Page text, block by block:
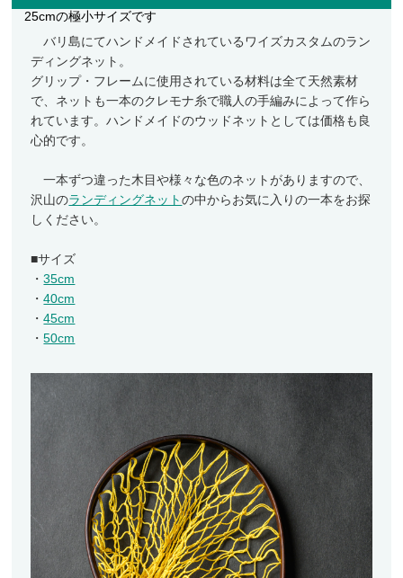
マテリアル
マテリアル（コンプリート）
マテリアル（スレッド・ティンセル系）
ロッド
ルアー
ハンドメイドルアー
管釣りルアー
ルアーケース
ランディングネット
マグネットリリーサー
ネットホルダー
レザーチェーン
レザーシース
メンテナンス
交換用ネット
25cmの極小サイズです
バリ島にてハンドメイドされているワイズカスタムのラン
ディングネット。
グリップ・フレームに使用されている材料は全て天然素材
で、ネットも一本のクレモナ糸で職人の手編みによって作ら
れています。ハンドメイドのウッドネットとしては価格も良
心的です。
一本ずつ違った木目や様々な色のネットがありますので、
沢山のランディングネットの中からお気に入りの一本をお探
しください。
■サイズ
・35cm
・40cm
・45cm
・50cm